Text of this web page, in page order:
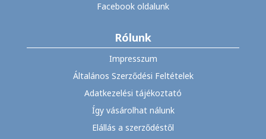
Facebook oldalunk
Rólunk
Impresszum
Általános Szerződési Feltételek
Adatkezelési tájékoztató
Így vásárolhat nálunk
Elállás a szerződéstől